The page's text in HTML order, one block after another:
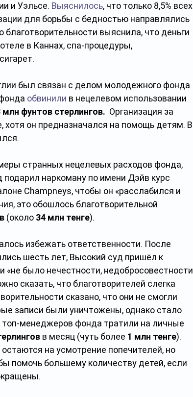
и Уэльсе. Выяснилось, что только 8,5% всех
для борьбы с бедностью направлялись
выяснила, что деньги
в Каннах, спа-процедуры,
был связан с делом молодежного фонда
обвинили в нецелевом использовании
млн фунтов стерлингов. Организация за
хотя он предназначался на помощь детям. В
странных нецелевых расходов фонда,
наркоману по имени Дэйв курс
Champneys, чтобы он «расслабился и
это обошлось благотворительной
(около 34 млн тенге).
избежать ответственности. После
шесть лет, Высокий суд пришёл к
«не было нечестности, недобросовестности
сказать, что благотворителей слегка
сказано, что они не смогли
записи были уничтожены, однако стало
топ-менеджеров фонда тратили на личные
в месяц (чуть более 1 млн тенге).
на усмотрение попечителей, но
помочь большему количеству детей, если